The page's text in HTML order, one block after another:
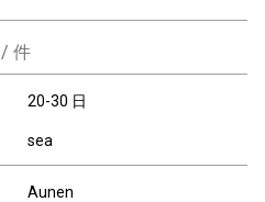
/ 件
20-30 日
sea
Aunen